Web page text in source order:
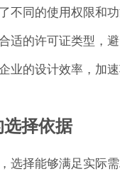
不同的使用权限和
的许可证类型，
的设计效率，加速
择依据
择能够满足实际需